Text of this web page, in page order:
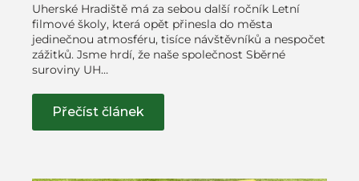
Uherské Hradiště má za sebou další ročník Letní
filmové školy, která opět přinesla do města
jedinečnou atmosféru, tisíce návštěvníků a nespočet
zážitků. Jsme hrdí, že naše společnost Sběrné
suroviny UH…
Přečíst článek